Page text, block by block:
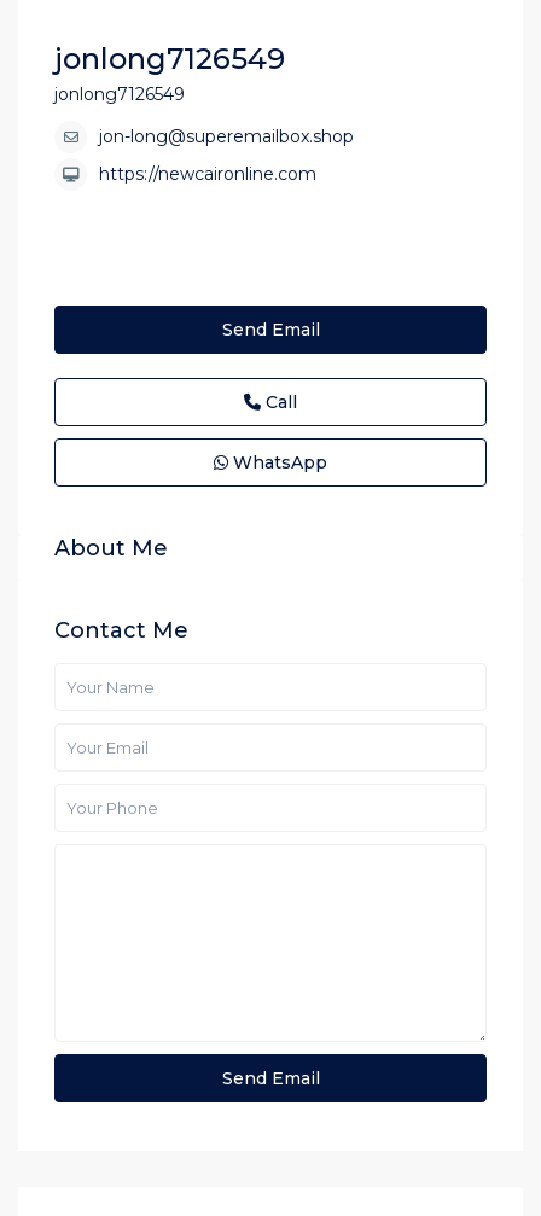
jonlong7126549
jonlong7126549
jon-long@superemailbox.shop
https://newcaironline.com
Send Email
Call
WhatsApp
About Me
Contact Me